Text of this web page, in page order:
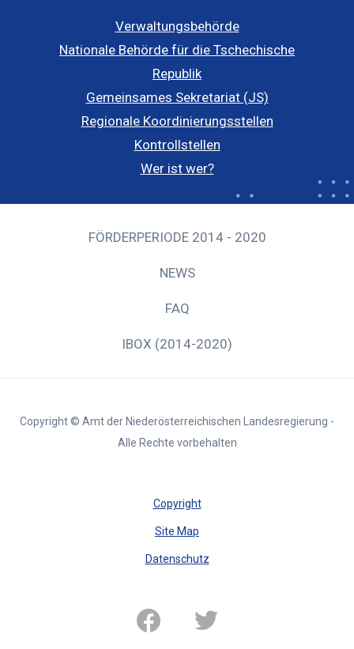
Verwaltungsbehörde
Nationale Behörde für die Tschechische
Republik
Gemeinsames Sekretariat (JS)
Regionale Koordinierungsstellen
Kontrollstellen
Wer ist wer?
FÖRDERPERIODE 2014 - 2020
NEWS
FAQ
IBOX (2014-2020)
Copyright © Amt der Niederösterreichischen Landesregierung -
Alle Rechte vorbehalten
Copyright
Site Map
Datenschutz